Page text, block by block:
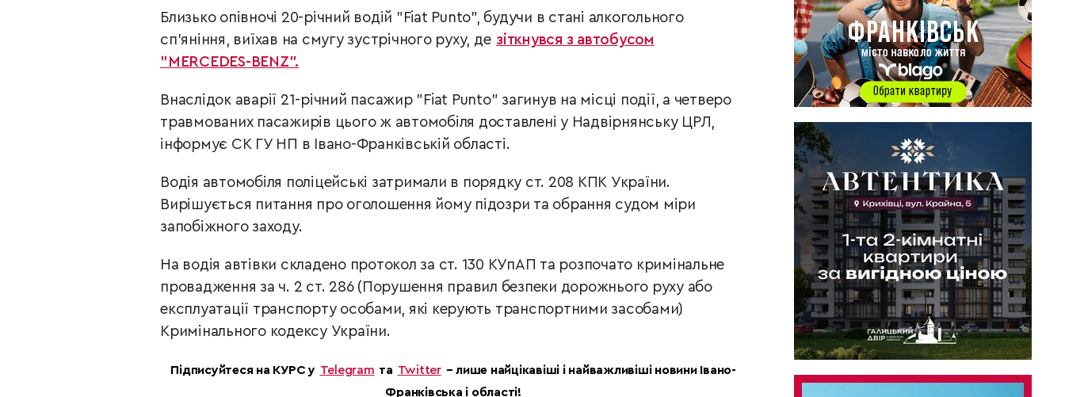
Близько опівночі 20-річний водій "Fiat Punto", будучи в стані алкогольного
сп'яніння, виїхав на смугу зустрічного руху, де зіткнувся з автобусом
"MERCEDES-BENZ".
Внаслідок аварії 21-річний пасажир "Fiat Punto" загинув на місці події, а четверо
травмованих пасажирів цього ж автомобіля доставлені у Надвірнянську ЦРЛ,
інформує СК ГУ НП в Івано-Франківській області.
Водія автомобіля поліцейські затримали в порядку ст. 208 КПК України.
Вирішується питання про оголошення йому підозри та обрання судом міри
запобіжного заходу.
На водія автівки складено протокол за ст. 130 КУпАП та розпочато кримінальне
провадження за ч. 2 ст. 286 (Порушення правил безпеки дорожнього руху або
експлуатації транспорту особами, які керують транспортними засобами)
Кримінального кодексу України.
Підписуйтеся на КУРС у Telegram та Twitter – лише найцікавіші і найважливіші новини Івано-
Франківська і області!